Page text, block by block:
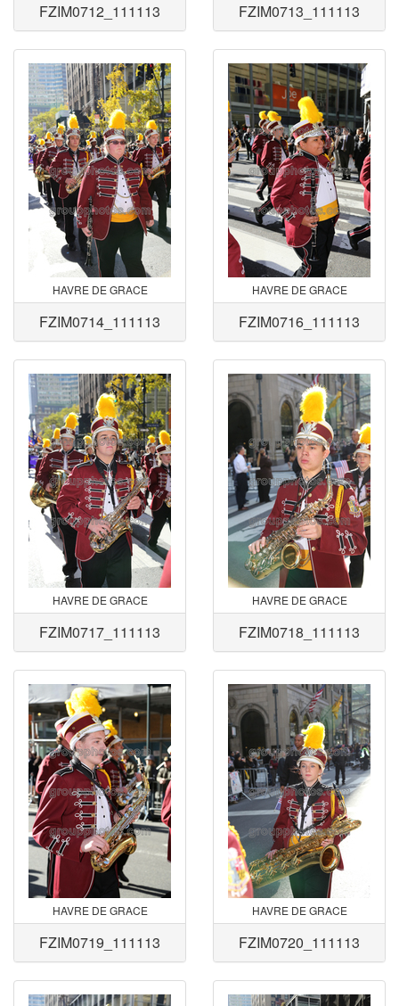
FZIM0712_111113 FZIM0713_111113
HAVRE DE GRACE
FZIM0714_111113
HAVRE DE GRACE
FZIM0716_111113
HAVRE DE GRACE
FZIM0717_111113
HAVRE DE GRACE
FZIM0718_111113
HAVRE DE GRACE
FZIM0719_111113
HAVRE DE GRACE
FZIM0720_111113